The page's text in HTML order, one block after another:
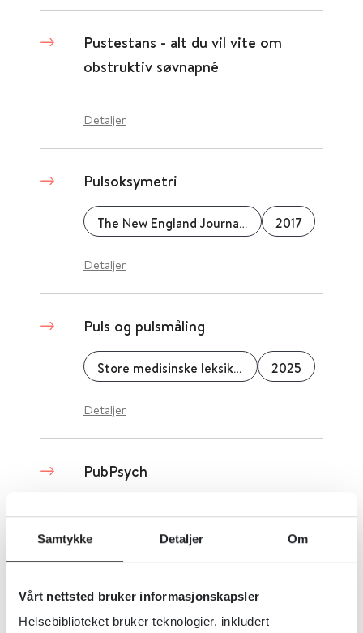
Samtykke Detaljer Om
Vårt nettsted bruker informasjonskapsler
Helsebiblioteket bruker teknologier, inkludert
Pustestans - alt du vil vite om
obstruktiv søvnapné
Detaljer
Pulsoksymetri
The New England Journal of Medicine 2017
Detaljer
Puls og pulsmåling
Store medisinske leksikon 2025
Detaljer
PubPsych
2015
PubMed – søkeveiledning